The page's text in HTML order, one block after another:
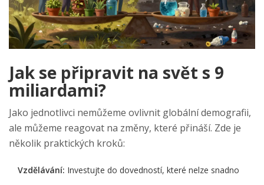
Jak se připravit na svět s 9
miliardami?
Jako jednotlivci nemůžeme ovlivnit globální demografii,
ale můžeme reagovat na změny, které přináší. Zde je
několik praktických kroků:
Vzdělávání: Investujte do dovedností, které nelze snadno